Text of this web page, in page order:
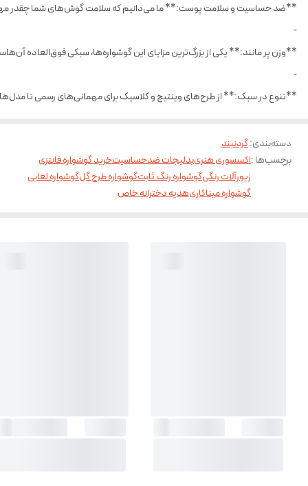
**ضد حساسیت و سلامت پوست:** ما می‌دانیم که سلامت گوش‌های شما چقدر مهم
-
**وزن پر مانند:** یکی از بزرگ‌ترین مزایای این گوشواره‌ها، سبکی فوق‌العاده
-
**تنوع در سبک:** از طرح‌های وینتیج و کلاسیک برای مهمانی‌های رسمی تا مدل‌های
دسته‌بندی:گردنبند
برچسب‌ها :اکسسوری هنریبدلیجات ضدحساسیتخرید گوشواره فانتزی
زیورآلات رنگیگوشواره رنگ ثابتگوشواره طرح گلگوشواره لعابی
گوشواره میناکاریهدیه دخترانه خاص